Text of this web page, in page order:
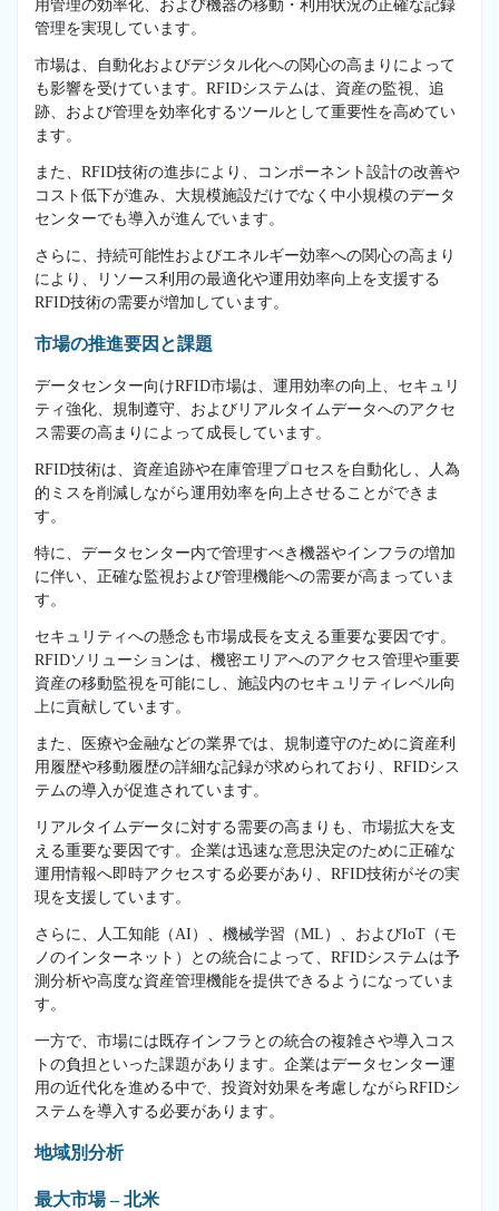
用管理の効率化、および機器の移動・利用状況の正確な記録
管理を実現しています。
市場は、自動化およびデジタル化への関心の高まりによって
も影響を受けています。RFIDシステムは、資産の監視、追
跡、および管理を効率化するツールとして重要性を高めてい
ます。
また、RFID技術の進歩により、コンポーネント設計の改善や
コスト低下が進み、大規模施設だけでなく中小規模のデータ
センターでも導入が進んでいます。
さらに、持続可能性およびエネルギー効率への関心の高まり
により、リソース利用の最適化や運用効率向上を支援する
RFID技術の需要が増加しています。
市場の推進要因と課題
データセンター向けRFID市場は、運用効率の向上、セキュリ
ティ強化、規制遵守、およびリアルタイムデータへのアクセ
ス需要の高まりによって成長しています。
RFID技術は、資産追跡や在庫管理プロセスを自動化し、人為
的ミスを削減しながら運用効率を向上させることができま
す。
特に、データセンター内で管理すべき機器やインフラの増加
に伴い、正確な監視および管理機能への需要が高まっていま
す。
セキュリティへの懸念も市場成長を支える重要な要因です。
RFIDソリューションは、機密エリアへのアクセス管理や重要
資産の移動監視を可能にし、施設内のセキュリティレベル向
上に貢献しています。
また、医療や金融などの業界では、規制遵守のために資産利
用履歴や移動履歴の詳細な記録が求められており、RFIDシス
テムの導入が促進されています。
リアルタイムデータに対する需要の高まりも、市場拡大を支
える重要な要因です。企業は迅速な意思決定のために正確な
運用情報へ即時アクセスする必要があり、RFID技術がその実
現を支援しています。
さらに、人工知能（AI）、機械学習（ML）、およびIoT（モ
ノのインターネット）との統合によって、RFIDシステムは予
測分析や高度な資産管理機能を提供できるようになっていま
す。
一方で、市場には既存インフラとの統合の複雑さや導入コス
トの負担といった課題があります。企業はデータセンター運
用の近代化を進める中で、投資対効果を考慮しながらRFIDシ
ステムを導入する必要があります。
地域別分析
最大市場 – 北米